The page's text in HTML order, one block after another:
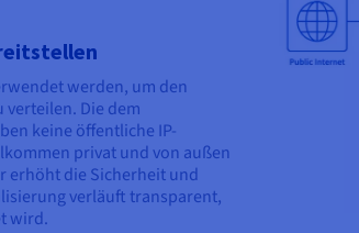
werden, um den
verteilen. Die dem
keine öffentliche IP-
privat und von außen
erhöht die Sicherheit und
verläuft transparent,
wird.